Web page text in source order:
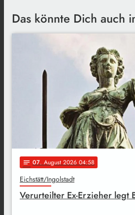
Das könnte Dich auch
notes 07. August 2026 04:58
Eichstätt/Ingolstadt
Verurteilter Ex-Erzieher legt